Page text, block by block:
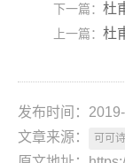
下一篇： 杜
上一篇： 杜
发布时间：
文章来源：
可可